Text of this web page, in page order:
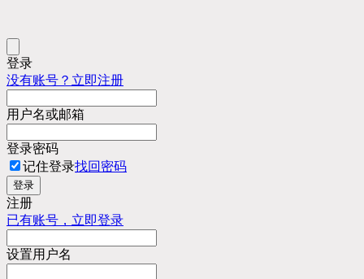
登录
没有账号？立即注册
用户名或邮箱
登录密码
记住登录找回密码
登录
注册
已有账号，立即登录
设置用户名